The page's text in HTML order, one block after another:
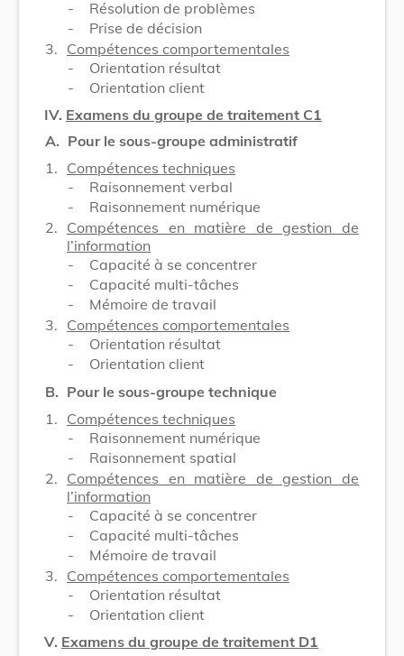
-
Résolution de problèmes
-
Prise de décision
3. Compétences comportementales
-
Orientation résultat
-
Orientation client
IV. Examens du groupe de traitement C1
A. Pour le sous-groupe administratif
1. Compétences techniques
-
Raisonnement verbal
-
Raisonnement numérique
2. Compétences en matière de gestion de
l’information
-
Capacité à se concentrer
-
Capacité multi-tâches
-
Mémoire de travail
3. Compétences comportementales
-
Orientation résultat
-
Orientation client
B. Pour le sous-groupe technique
1. Compétences techniques
-
Raisonnement numérique
-
Raisonnement spatial
2. Compétences en matière de gestion de
l’information
-
Capacité à se concentrer
-
Capacité multi-tâches
-
Mémoire de travail
3. Compétences comportementales
-
Orientation résultat
-
Orientation client
V. Examens du groupe de traitement D1